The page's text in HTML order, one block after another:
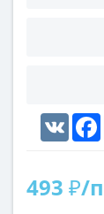
VK
493 ₽/